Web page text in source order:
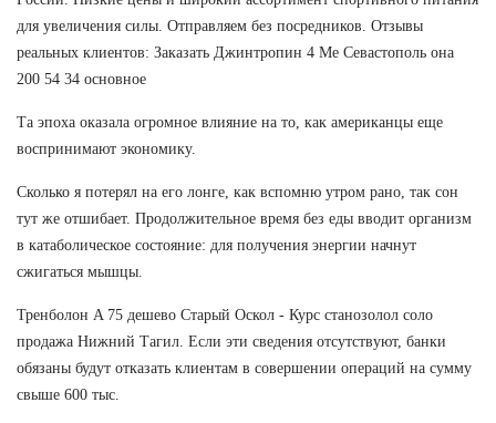
для увеличения силы. Отправляем без посредников. Отзывы
реальных клиентов: Заказать Джинтропин 4 Ме Севастополь она
200 54 34 основное
Та эпоха оказала огромное влияние на то, как американцы еще
воспринимают экономику.
Сколько я потерял на его лонге, как вспомню утром рано, так сон
тут же отшибает. Продолжительное время без еды вводит организм
в катаболическое состояние: для получения энергии начнут
сжигаться мышцы.
Тренболон A 75 дешево Старый Оскол - Курс станозолол соло
продажа Нижний Тагил. Если эти сведения отсутствуют, банки
обязаны будут отказать клиентам в совершении операций на сумму
свыше 600 тыс.